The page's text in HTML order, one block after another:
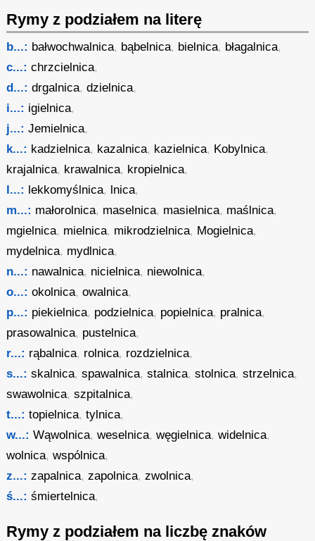
Rymy z podziałem na literę
b...: bałwochwalnica, bąbelnica, bielnica, błagalnica,
c...: chrzcielnica,
d...: drgalnica,dzielnica,
i...: igielnica,
j...: Jemielnica,
k...: kadzielnica, kazalnica, kazielnica, Kobylnica,
krajalnica, krawalnica, kropielnica,
l...: lekkomyślnica, lnica,
m...: małorolnica, maselnica, masielnica, maślnica,
mgielnica, mielnica, mikrodzielnica, Mogielnica,
mydelnica, mydlnica,
n...: nawalnica, nicielnica, niewolnica,
o...: okolnica,owalnica,
p...: piekielnica, podzielnica, popielnica, pralnica,
prasowalnica, pustelnica,
r...: rąbalnica, rolnica, rozdzielnica,
s...: skalnica,spawalnica,stalnica,stolnica,strzelnica,
swawolnica,szpitalnica,
t...: topielnica,tylnica,
w...: Wąwolnica,weselnica,węgielnica,widelnica,
wolnica,wspólnica,
z...: zapalnica,zapolnica,zwolnica,
ś...: śmiertelnica,
Rymy z podziałem na liczbę znaków